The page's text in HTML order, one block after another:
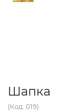
Шапка
(Код: 019)